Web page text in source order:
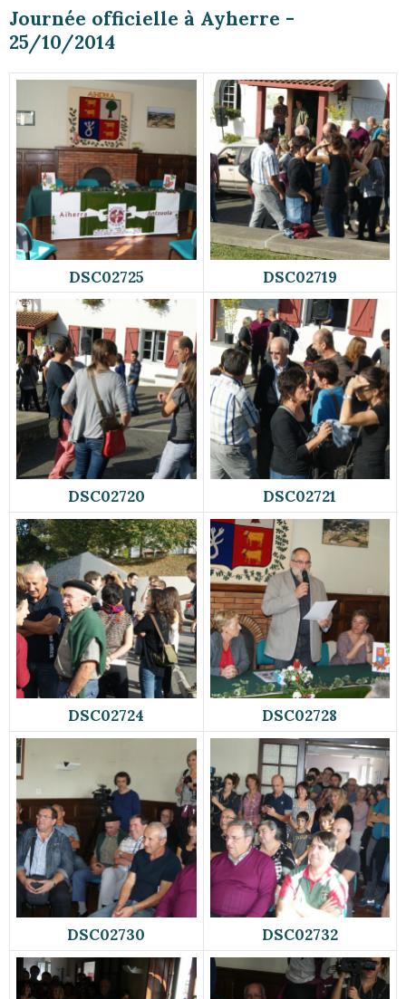
Journée officielle à Ayherre -
25/10/2014
DSC02725 DSC02719
DSC02720 DSC02721
DSC02724 DSC02728
DSC02730 DSC02732